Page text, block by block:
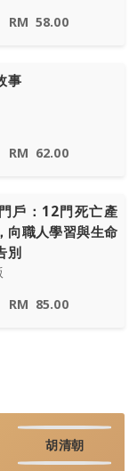
RM 58.00
事
RM 62.00
戶：12門死亡產
向職人學習與生命
別
RM 85.00
胡清朝